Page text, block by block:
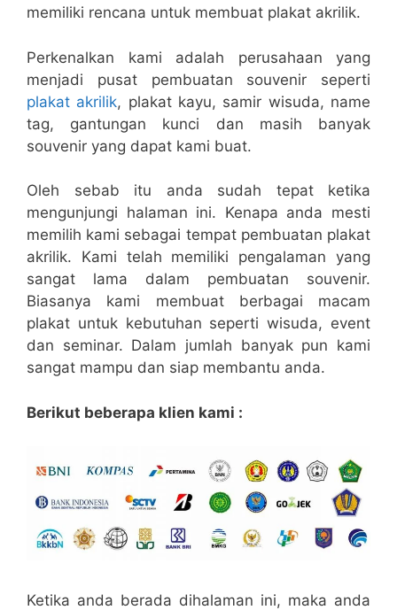
memiliki rencana untuk membuat plakat akrilik.
Perkenalkan kami adalah perusahaan yang
menjadi pusat pembuatan souvenir seperti
plakat akrilik, plakat kayu, samir wisuda, name
tag, gantungan kunci dan masih banyak
souvenir yang dapat kami buat.
Oleh sebab itu anda sudah tepat ketika
mengunjungi halaman ini. Kenapa anda mesti
memilih kami sebagai tempat pembuatan plakat
akrilik. Kami telah memiliki pengalaman yang
sangat lama dalam pembuatan souvenir.
Biasanya kami membuat berbagai macam
plakat untuk kebutuhan seperti wisuda, event
dan seminar. Dalam jumlah banyak pun kami
sangat mampu dan siap membantu anda.
Berikut beberapa klien kami :
Ketika anda berada dihalaman ini, maka anda